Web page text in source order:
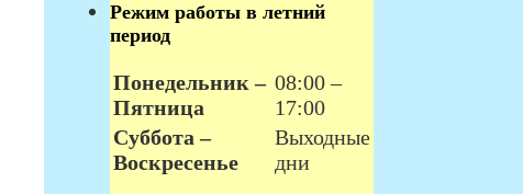
Режим работы в летний
период
Понедельник –
Пятница
08:00 –
17:00
Суббота –
Воскресенье
Выходные
дни